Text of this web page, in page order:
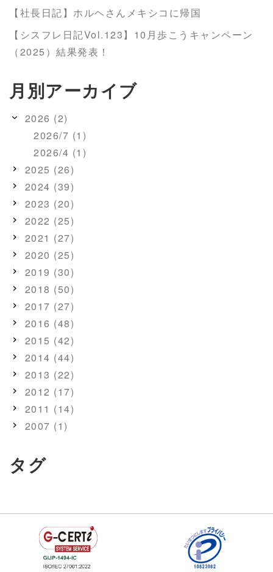
【社長日記】ホルヘさんメキシコに帰国
【シスフレ日記Vol.123】10月歩こうキャンペーン
（2025）結果発表！
月別アーカイブ
2026 (2)
2026/7 (1)
2026/4 (1)
2025 (26)
2024 (39)
2023 (20)
2022 (25)
2021 (27)
2020 (25)
2019 (30)
2018 (50)
2017 (27)
2016 (48)
2015 (42)
2014 (44)
2013 (22)
2012 (17)
2011 (14)
2007 (1)
タグ